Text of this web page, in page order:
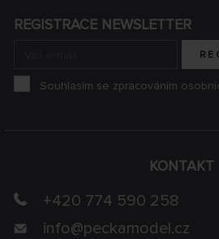
KONTAKT
+420 774 590 258
info@peckamodel.cz
REGISTRACE NEWSLETTER
Souhlasím se zpracováním